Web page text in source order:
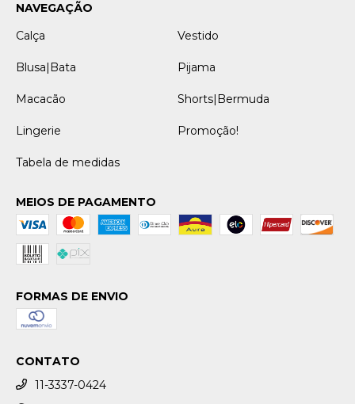
NAVEGAÇÃO
Calça
Vestido
Blusa|Bata Pijama
Macacão Shorts|Bermuda
Lingerie Promoção!
Tabela de medidas
MEIOS DE PAGAMENTO
FORMAS DE ENVIO
CONTATO
11-3337-0424